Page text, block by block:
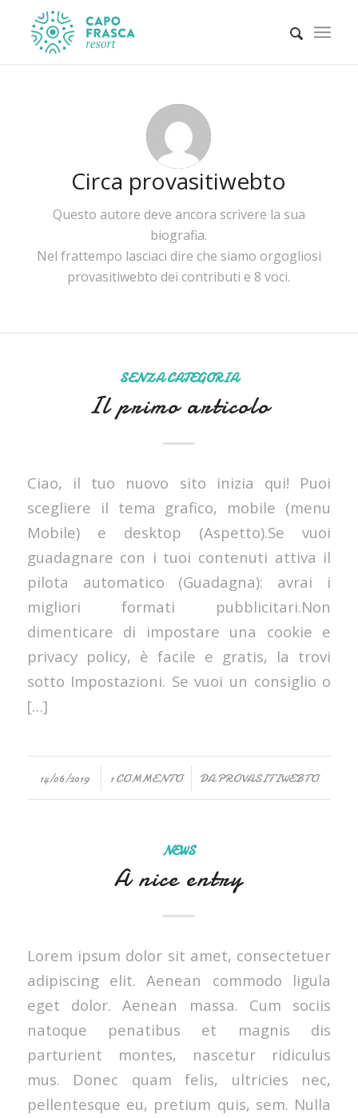
Circa provasitiwebto
Questo autore deve ancora scrivere la sua
biografia.
Nel frattempo lasciaci dire che siamo orgogliosi
provasitiwebto dei contributi e 8 voci.
SENZA CATEGORIA
Il primo articolo
Ciao, il tuo nuovo sito inizia qui! Puoi
scegliere il tema grafico, mobile (menu
Mobile) e desktop (Aspetto).Se vuoi
guadagnare con i tuoi contenuti attiva il
pilota automatico (Guadagna): avrai i
migliori formati pubblicitari.Non
dimenticare di impostare una cookie e
privacy policy, è facile e gratis, la trovi
sotto Impostazioni. Se vuoi un consiglio o
[…]
14/06/2019
/ 1 COMMENTO
/ DAPROVASITIWEBTO
NEWS
A nice entry
Lorem ipsum dolor sit amet, consectetuer
adipiscing elit. Aenean commodo ligula
eget dolor. Aenean massa. Cum sociis
natoque penatibus et magnis dis
parturient montes, nascetur ridiculus
mus. Donec quam felis, ultricies nec,
pellentesque eu, pretium quis, sem. Nulla